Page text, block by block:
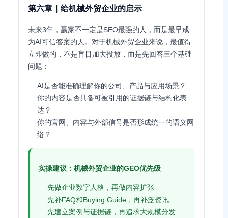
第六章｜给机械外贸企业的启示
未来3年，赢家不一定是SEO最强的人，而是最早成
为AI可信答案的人。对于机械外贸企业来说，最值得
立即做的，不是盲目加大投放，而是先回答三个基础
问题：
AI是否能准确理解你的公司、产品与应用场景？
你的内容是否具备可被引用的证据链与结构化表
达？
你的官网、内容与外部信号是否形成统一的语义网
络？
实操建议：机械外贸企业的GEO优先级
先做企业数字人格，再做内容扩张
先补FAQ和Buying Guide，再补泛资讯
先建立案例与证据链，再追求大规模分发